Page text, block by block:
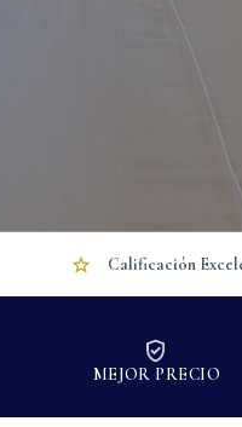
Calificación
MEJOR PRECIO